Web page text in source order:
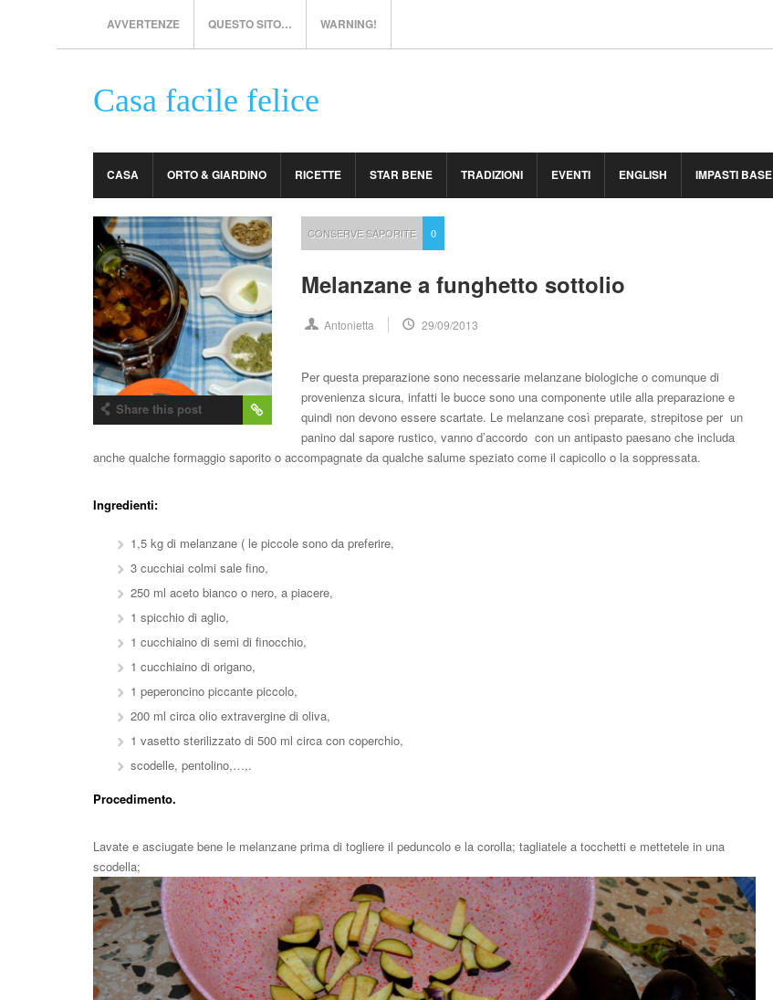
AVVERTENZE QUESTO SITO… WARNING!
Casa facile felice
CASA ORTO & GIARDINO RICETTE STAR BENE TRADIZIONI EVENTI ENGLISH IMPASTI BASE
Share this post
CONSERVE SAPORITE 0
Melanzane a funghetto sottolio
Antonietta 29/09/2013
Per questa preparazione sono necessarie melanzane biologiche o comunque di
provenienza sicura, infatti le bucce sono una componente utile alla preparazione e
quindi non devono essere scartate. Le melanzane così preparate, strepitose per un
panino dal sapore rustico, vanno d’accordo con un antipasto paesano che includa
anche qualche formaggio saporito o accompagnate da qualche salume speziato come il capicollo o la soppressata.
Ingredienti:
1,5 kg di melanzane ( le piccole sono da preferire,
3 cucchiai colmi sale fino,
250 ml aceto bianco o nero, a piacere,
1 spicchio di aglio,
1 cucchiaino di semi di finocchio,
1 cucchiaino di origano,
1 peperoncino piccante piccolo,
200 ml circa olio extravergine di oliva,
1 vasetto sterilizzato di 500 ml circa con coperchio,
scodelle, pentolino,…,.
Procedimento.
Lavate e asciugate bene le melanzane prima di togliere il peduncolo e la corolla; tagliatele a tocchetti e mettetele in una
scodella;